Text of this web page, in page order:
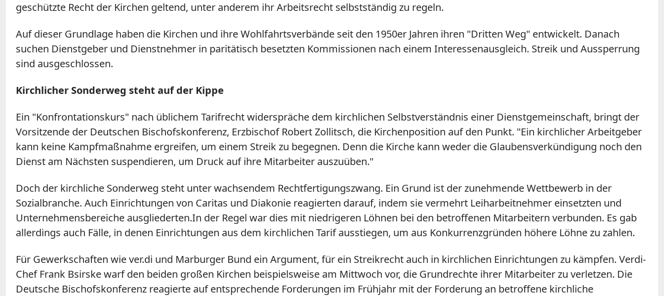
geschützte Recht der Kirchen geltend, unter anderem ihr Arbeitsrecht selbstständig zu regeln.
Auf dieser Grundlage haben die Kirchen und ihre Wohlfahrtsverbände seit den 1950er Jahren ihren "Dritten Weg" entwickelt. Danach
suchen Dienstgeber und Dienstnehmer in paritätisch besetzten Kommissionen nach einem Interessenausgleich. Streik und Aussperrung
sind ausgeschlossen.
Kirchlicher Sonderweg steht auf der Kippe
Ein "Konfrontationskurs" nach üblichem Tarifrecht widerspräche dem kirchlichen Selbstverständnis einer Dienstgemeinschaft, bringt der
Vorsitzende der Deutschen Bischofskonferenz, Erzbischof Robert Zollitsch, die Kirchenposition auf den Punkt. "Ein kirchlicher Arbeitgeber
kann keine Kampfmaßnahme ergreifen, um einem Streik zu begegnen. Denn die Kirche kann weder die Glaubensverkündigung noch den
Dienst am Nächsten suspendieren, um Druck auf ihre Mitarbeiter auszuüben."
Doch der kirchliche Sonderweg steht unter wachsendem Rechtfertigungszwang. Ein Grund ist der zunehmende Wettbewerb in der
Sozialbranche. Auch Einrichtungen von Caritas und Diakonie reagierten darauf, indem sie vermehrt Leiharbeitnehmer einsetzten und
Unternehmensbereiche ausgliederten.In der Regel war dies mit niedrigeren Löhnen bei den betroffenen Mitarbeitern verbunden. Es gab
allerdings auch Fälle, in denen Einrichtungen aus dem kirchlichen Tarif ausstiegen, um aus Konkurrenzgründen höhere Löhne zu zahlen.
Für Gewerkschaften wie ver.di und Marburger Bund ein Argument, für ein Streikrecht auch in kirchlichen Einrichtungen zu kämpfen. Verdi-
Chef Frank Bsirske warf den beiden großen Kirchen beispielsweise am Mittwoch vor, die Grundrechte ihrer Mitarbeiter zu verletzen. Die
Deutsche Bischofskonferenz reagierte auf entsprechende Forderungen im Frühjahr mit der Forderung an betroffene kirchliche